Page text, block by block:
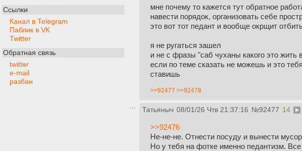
Ссылки
Канал в Telegram
Паблик в VK
Twitter
Обратная связь
twitter
e-mail
разбан
мне почему то кажется тут обратное
навести порядок, организовать себе
это вот тот педант и вообще окрщит
я не ругаться зашел
и не с фразы "саб чуханы какого это жить
если по теме сказать не можешь и это
ставишь
>>92477 >>92478
Татьяныч 08/01/26 Чтв 21:37:16 №92477 14
>>92476
Не-не-не. Отнести посуду и вынести
Но у тебя на фотке именно педантизм.